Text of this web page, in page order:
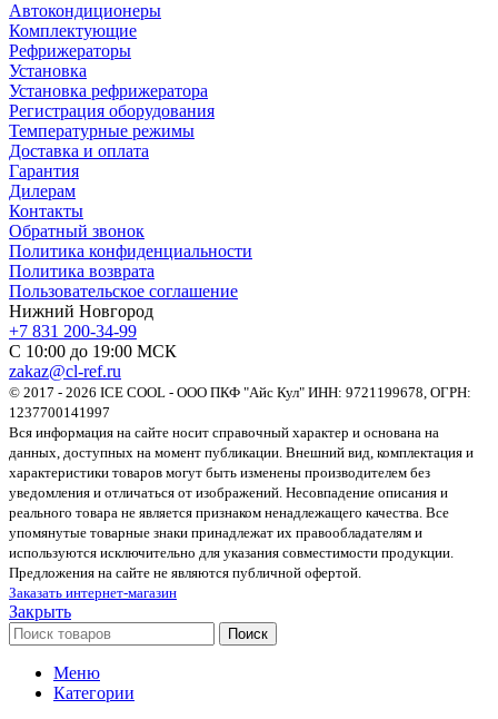
Автокондиционеры
Комплектующие
Рефрижераторы
Установка
Установка рефрижератора
Регистрация оборудования
Температурные режимы
Доставка и оплата
Гарантия
Дилерам
Контакты
Обратный звонок
Политика конфиденциальности
Политика возврата
Пользовательское соглашение
Нижний Новгород
+7 831 200-34-99
С 10:00 до 19:00 МСК
zakaz@cl-ref.ru
© 2017 - 2026 ICE COOL - ООО ПКФ "Айс Кул" ИНН: 9721199678, ОГРН:
1237700141997
Вся информация на сайте носит справочный характер и основана на
данных, доступных на момент публикации. Внешний вид, комплектация и
характеристики товаров могут быть изменены производителем без
уведомления и отличаться от изображений. Несовпадение описания и
реального товара не является признаком ненадлежащего качества. Все
упомянутые товарные знаки принадлежат их правообладателям и
используются исключительно для указания совместимости продукции.
Предложения на сайте не являются публичной офертой.
Заказать интернет-магазин
Закрыть
Поиск
Меню
Категории